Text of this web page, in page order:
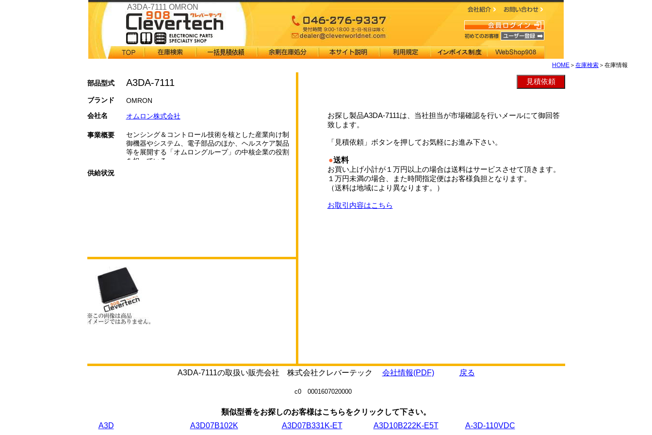
A3DA-7111 OMRON
HOME ＞ 在庫検索 ＞在庫情報
部品型式 A3DA-7111
ブランド
OMRON
会社名
オムロン株式会社
事業概要
センシング＆コントロール技術を核とした産業向け制
御機器やシステム、電子部品のほか、ヘルスケア製品
等を展開する「オムロングループ」の中核企業の役割
を担っている。
供給状況
お探し製品A3DA-7111は、当社担当が市場確認を行いメールにて御回答
致します。
「見積依頼」ボタンを押してお気軽にお進み下さい。
●送料
お買い上げ小計が１万円以上の場合は送料はサービスさせて頂きます。
１万円未満の場合、また時間指定便はお客様負担となります。
（送料は地域により異なります。）
お取引内容はこちら
A3DA-7111の取扱い販売会社 株式会社クレバーテック 会社情報(PDF) 戻る
c0 0001607020000
類似型番をお探しのお客様はこちらをクリックして下さい。
A3D
A3D07B102K A3D07B331K-ET A3D10B222K-E5T A-3D-110VDC